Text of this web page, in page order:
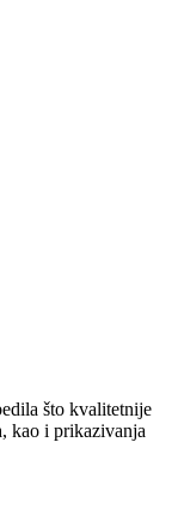
što kvalitetnije
kao i prikazivanja